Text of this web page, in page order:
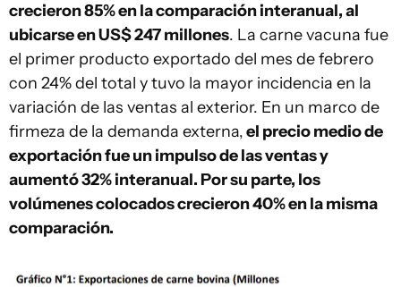
crecieron 85% en la comparación interanual, al
ubicarse en US$ 247 millones. La carne vacuna fue
el primer producto exportado del mes de febrero
con 24% del total y tuvo la mayor incidencia en la
variación de las ventas al exterior. En un marco de
firmeza de la demanda externa,el precio medio de
exportación fue un impulso de las ventas y
aumentó 32% interanual. Por su parte, los
volúmenes colocados crecieron 40% en la misma
comparación.